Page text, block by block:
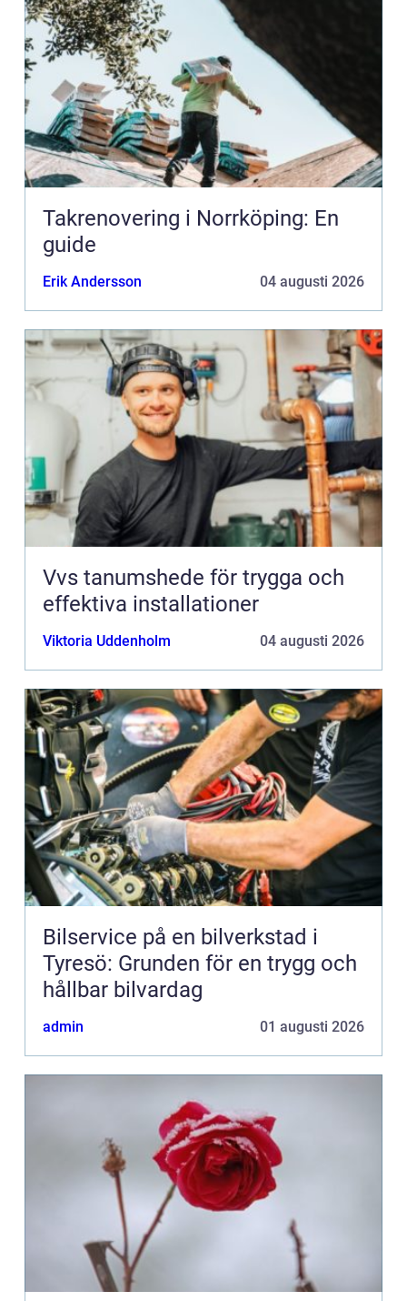
Takrenovering i Norrköping: En
guide
Erik Andersson 04 augusti 2026
Vvs tanumshede för trygga och
effektiva installationer
Viktoria Uddenholm 04 augusti 2026
Bilservice på en bilverkstad i
Tyresö: Grunden för en trygg och
hållbar bilvardag
admin 01 augusti 2026